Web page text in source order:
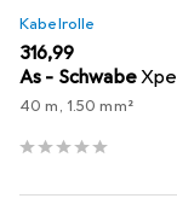
Kabelrolle
EUR
316,99
As - Schwabe
40 m, 1.50 mm²